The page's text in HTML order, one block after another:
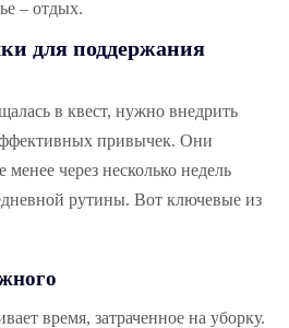
– отдых.
для поддержания
в квест, нужно внедрить
привычек. Они
менее через несколько недель
рутины. Вот ключевые из
время, затраченное на уборку.